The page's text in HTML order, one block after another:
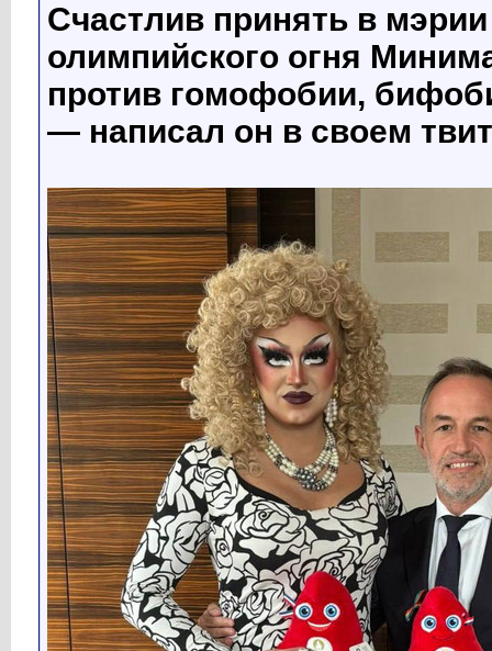
Счастлив принять в
олимпийского огня
против гомофобии,
— написал он в своем